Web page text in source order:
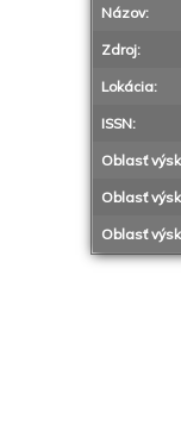
Názov:
Zdroj:
Lokácia:
ISSN:
Oblasť
Oblasť
Oblasť